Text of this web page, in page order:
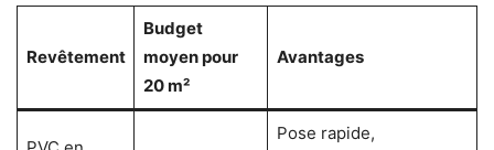
Revêtement
Budget
moyen pour
20 m²
Avantages
Pose rapide,